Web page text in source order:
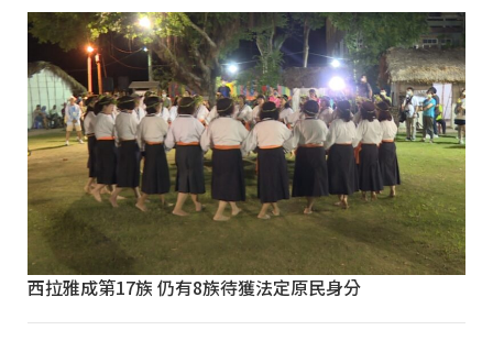
西拉雅成第17族 仍有8族待獲法定原民身分